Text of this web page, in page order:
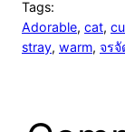
Tags:
Adorable, cat,
stray, warm, จรจั